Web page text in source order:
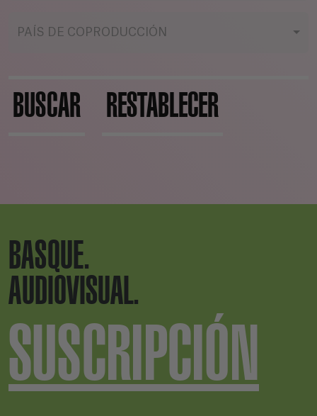
PAÍS DE COPRODUCCIÓN
BUSCAR RESTABLECER
BASQUE.
AUDIOVISUAL.
SUSCRIPCIÓN